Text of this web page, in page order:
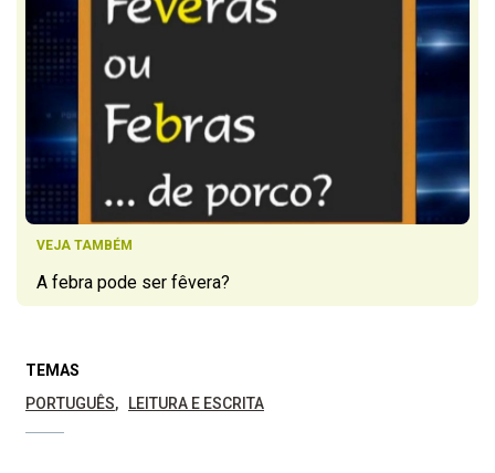
VEJA TAMBÉM
A febra pode ser fêvera?
TEMAS
PORTUGUÊS
LEITURA E ESCRITA